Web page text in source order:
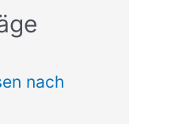
nach